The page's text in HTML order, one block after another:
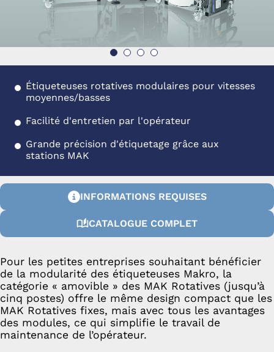
Étiqueteuses rotatives modulaires pour vitesses
moyennes/basses
Facilité d'entretien par l'opérateur
Grande précision d'étiquetage grâce aux
stations MAK
INFORMATIONS REQUISES
CATALOGUE COMPLET
Pour les petites entreprises souhaitant bénéficier
de la modularité des étiqueteuses Makro, la
catégorie « amovible » des MAK Rotatives (jusqu’à
cinq postes) offre le même design compact que les
MAK Rotatives fixes, mais avec tous les avantages
des modules, ce qui simplifie le travail de
maintenance de l’opérateur.